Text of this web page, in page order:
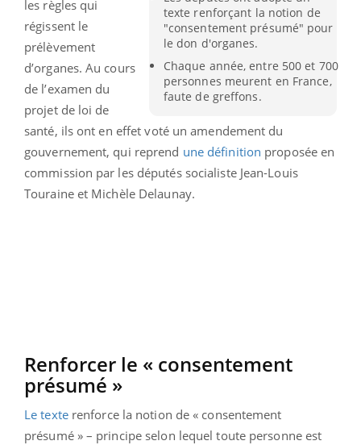
texte renforçant la notion de
"consentement présumé" pour
le don d'organes.
Chaque année, entre 500 et 700
personnes meurent en France,
faute de greffons.
les règles qui
régissent le
prélèvement
d’organes. Au cours
de l’examen du
projet de loi de
santé, ils ont en effet voté un amendement du
gouvernement, qui reprend une définition proposée en
commission par les députés socialiste Jean-Louis
Touraine et Michèle Delaunay.
Renforcer le « consentement
présumé »
Le texterenforce la notion de « consentement
présumé » – principe selon lequel toute personne est